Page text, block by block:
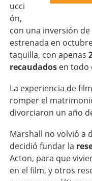
ucci
ón,
con una inversión de
estrenada en
taquilla, con apenas
recaudadosen todo
La experiencia de
romper el
divorciaron un año
Marshall no volvió a
decidió fundar la
Acton, para que
en el film, y otros